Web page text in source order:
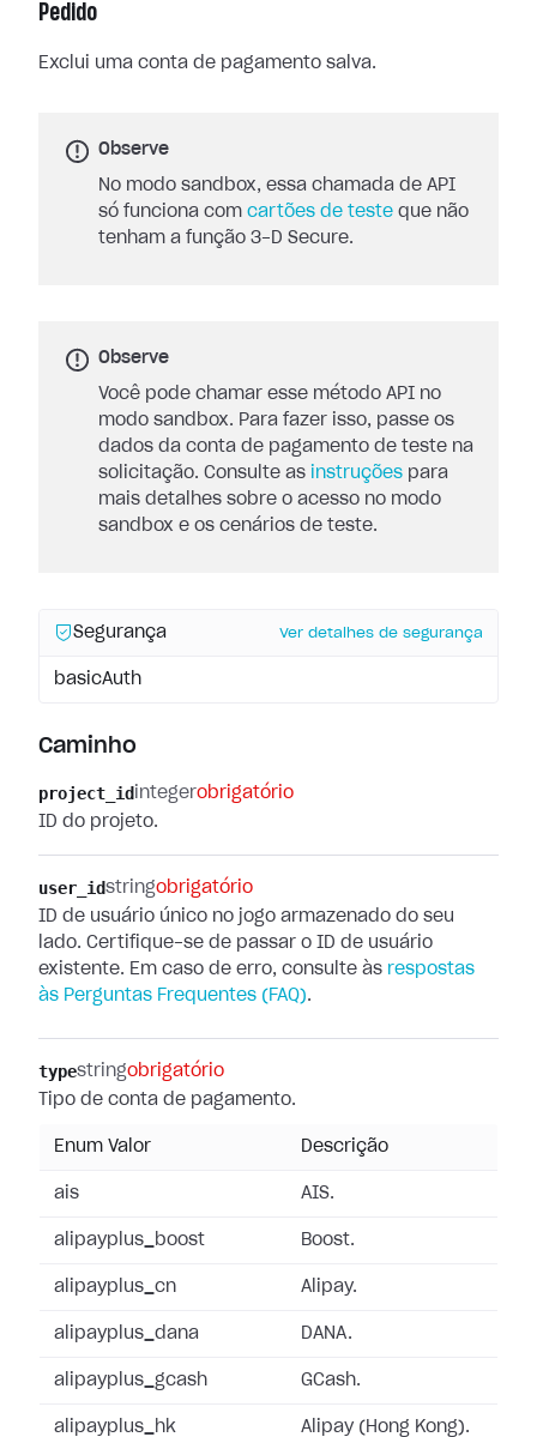
Pedido
Exclui uma conta de pagamento salva.
Observe
No modo sandbox, essa chamada de API
só funciona com cartões de teste que não
tenham a função 3-D Secure.
Observe
Você pode chamar esse método API no
modo sandbox. Para fazer isso, passe os
dados da conta de pagamento de teste na
solicitação. Consulte as
instruções para
mais detalhes sobre o acesso no modo
sandbox e os cenários de teste.
Segurança Ver detalhes de segurança
basicAuth
Caminho
project_id integerobrigatório
ID do projeto.
user_idstringobrigatório
ID de usuário único no jogo armazenado do seu
lado. Certifique-se de passar o ID de usuário
existente. Em caso de erro, consulte às respostas
às Perguntas Frequentes (FAQ).
typestringobrigatório
Tipo de conta de pagamento.
Enum Valor Descrição
ais AIS.
alipayplus_boost Boost.
alipayplus_cn Alipay.
alipayplus_dana DANA.
alipayplus_gcash GCash.
alipayplus_hk Alipay (Hong Kong).